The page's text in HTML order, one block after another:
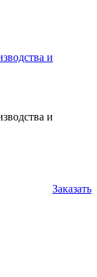
и
и
Заказать